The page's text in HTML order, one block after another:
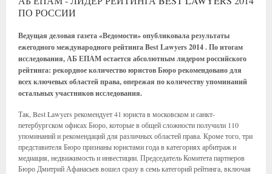
ПО РОССИИ
Ведущая деловая газета «Ведомости» опубликовала результаты
ежегодного международного рейтинга Best Lawyers 2014 . По итогам
исследования, АБ ЕПАМ остается абсолютным лидером российского
рейтинга: рекордное количество юристов Бюро рекомендовано для
всех ключевых областей права, опережая по количеству упоминаний
остальных участников исследования.
Так, Best Lawyers рекомендует 41 юриста в московском и санкт-
петербургском офисах Бюро, которые в общей сложности получили 110
упоминаний и рекомендаций для различных областей права. Кроме того, три
представителя Бюро признаны юристами года в категориях арбитраж и
медиация, недвижимость и инвестиции. Председатель Комитета партнеров
Бюро Дмитрий Афанасьев вошел сразу в семь категорий рейтинга, включая